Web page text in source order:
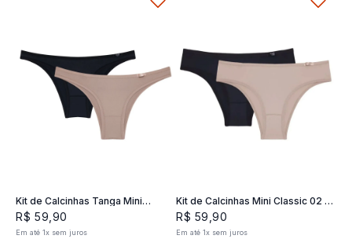
Kit de Calcinhas Tanga Mini
Classic 02- 2 und
R$ 59 90
Em até1x sem juros
Kit de Calcinhas Mini Classic 02 -
2 und
R$ 59 ,90
Em até 1x sem juros